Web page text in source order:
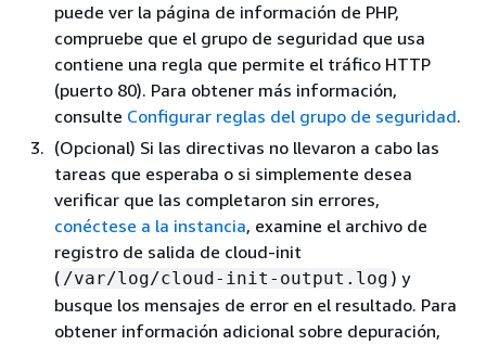
puede ver la página de información de PHP,
compruebe que el grupo de seguridad que usa
contiene una regla que permite el tráfico HTTP
(puerto 80). Para obtener más información,
consulte Configurar reglas del grupo de seguridad.
(Opcional) Si las directivas no llevaron a cabo las
tareas que esperaba o si simplemente desea
verificar que las completaron sin errores,
conéctese a la instancia, examine el archivo de
registro de salida de cloud-init
( /var/log/cloud-init-output.log ) y
busque los mensajes de error en el resultado. Para
obtener información adicional sobre depuración,